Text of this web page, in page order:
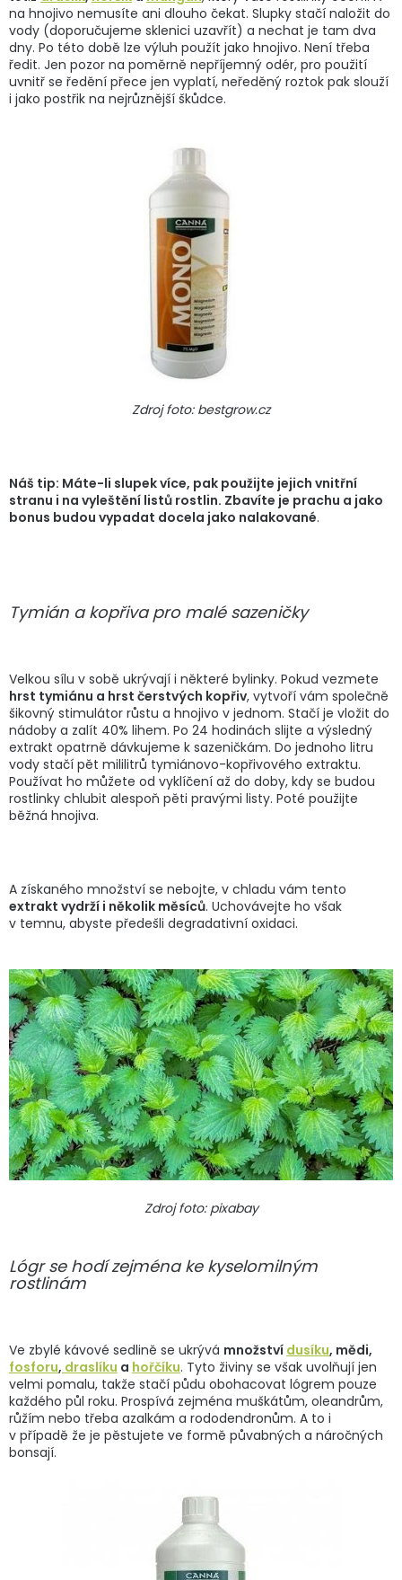
na hnojivo nemusíte ani dlouho čekat. Slupky stačí naložit do
vody (doporučujeme sklenici uzavřít) a nechat je tam dva
dny. Po této době lze výluh použít jako hnojivo. Není třeba
ředit. Jen pozor na poměrně nepříjemný odér, pro použití
uvnitř se ředění přece jen vyplatí, neředěný roztok pak slouží
i jako postřik na nejrůznější škůdce.
Zdroj foto: bestgrow.cz
Náš tip: Máte-li slupek více, pak použijte jejich vnitřní
stranu i na vyleštění listů rostlin. Zbavíte je prachu a jako
bonus budou vypadat docela jako nalakované.
Tymián a kopřiva pro malé sazeničky
Velkou sílu v sobě ukrývají i některé bylinky. Pokud vezmete
hrst tymiánu a hrst čerstvých kopřiv, vytvoří vám společně
šikovný stimulátor růstu a hnojivo v jednom. Stačí je vložit do
nádoby a zalít 40% lihem. Po 24 hodinách slijte a výsledný
extrakt opatrně dávkujeme k sazeničkám. Do jednoho litru
vody stačí pět mililitrů tymiánovo-kopřivového extraktu.
Používat ho můžete od vyklíčení až do doby, kdy se budou
rostlinky chlubit alespoň pěti pravými listy. Poté použijte
běžná hnojiva.
A získaného množství se nebojte, v chladu vám tento
extrakt vydrží i několik měsíců. Uchovávejte ho však
v temnu, abyste předešli degradativní oxidaci.
Zdroj foto: pixabay
Lógr se hodí zejména ke kyselomilným
rostlinám
Ve zbylé kávové sedlině se ukrývá množství dusíku, mědi,
fosforu, draslíku a hořčíku. Tyto živiny se však uvolňují jen
velmi pomalu, takže stačí půdu obohacovat lógrem pouze
každého půl roku. Prospívá zejména muškátům, oleandrům,
růžím nebo třeba azalkám a rododendronům. A to i
v případě že je pěstujete ve formě půvabných a náročných
bonsají.